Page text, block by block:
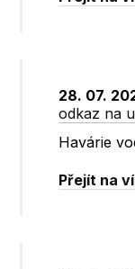
28. 07.
odkaz na
Havárie
Přejít na